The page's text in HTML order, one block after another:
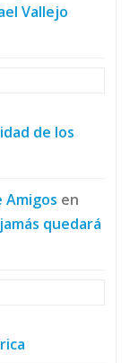
Vallejo
de los
Amigos en
quedará